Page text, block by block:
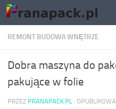
Skip to content
REMONT BUDOWA WNĘTRZE
Dobra maszyna do
pakujące w folie
PRZEZ PRANAPACK.PL ·